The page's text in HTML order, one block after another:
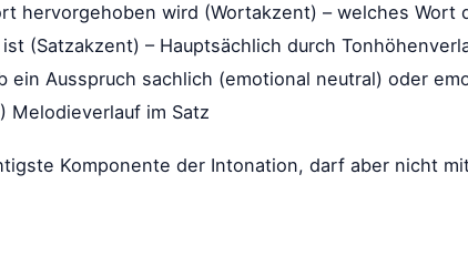
hervorgehoben wird (Wortakzent) – welches Wort
(Satzakzent) – Hauptsächlich durch
ein Ausspruch sachlich (emotional neutral) oder
Melodieverlauf im Satz
Komponente der Intonation, darf aber nicht